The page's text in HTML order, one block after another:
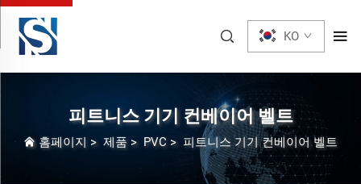
KO
피트니스 기기 컨베이어 벨트
홈페이지 > 제품 > PVC > 피트니스 기기 컨베이어 벨트